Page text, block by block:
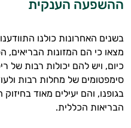
ההשפעה הענקית
בשנים האחרונות כולנו
מצאו כי הם המזונות הבריאים,
כיום, ויש להם יכולות רבות של
סימפטומים של מחלות רבות
בגופנו, והם יעילים מאוד
הבריאות הכללית.